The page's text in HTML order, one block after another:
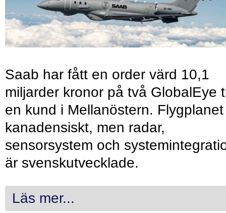
Saab har fått en order värd 10,1
miljarder kronor på två GlobalEye
en kund i Mellanöstern.
kanadensiskt, men radar,
sensorsystem och
är svenskutvecklade.
Läs mer...